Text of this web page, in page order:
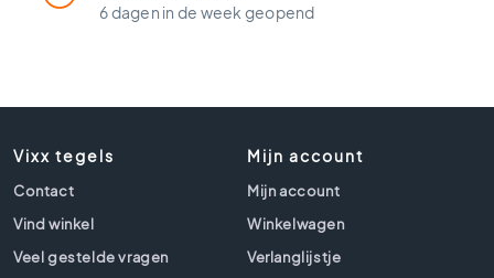
r
e
t
e
g
e
6 dagen in de week geopend
Vixx tegels
Contact
Vind winkel
Veel gestelde vragen
Mijn account
Mijn account
Winkelwagen
Verlanglijstje